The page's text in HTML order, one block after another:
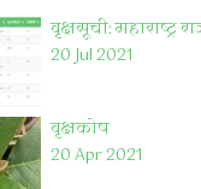
वृक्षसूची: महाराष्ट्र
20 Jul 2021
वृक्षकोष
20 Apr 2021